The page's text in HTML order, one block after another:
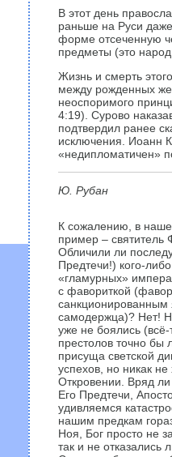
В этот день
раньше на Руси
форме отсеченную
предметы (это
Жизнь и смерть
между рожденных
неоспоримого
4:19). Сурово
подтвердил ранее
исключения. Иоанн
«недипломатичен»
Ю. Рубан
К сожалению, в
пример – святитель
Обличили ли
Предтечи!) кого-
«гламурных»
с фавориткой
самодержца)? Нет!
уже не боялись
престолов точно бы
присуща светской
успехов, но никак
Откровении. Вряд
Его Предтечи,
удивляемся
нашим предкам
Ноя, Бог просто не
так и не